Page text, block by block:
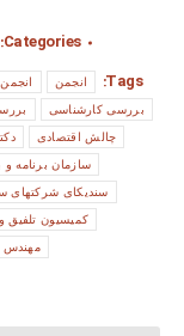
Categories:
Tags:
انجمن
بررسی کارشناسی
چالش اقتصادی
سازمان برنامه و
سندیکای شرکتهای
کمیسیون تلفیق
مهندس